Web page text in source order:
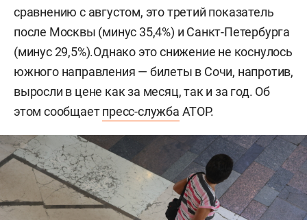
сравнению с августом, это третий показатель
после Москвы (минус 35,4%) и Санкт-Петербурга
(минус 29,5%).Однако это снижение не коснулось
южного направления — билеты в Сочи, напротив,
выросли в цене как за месяц, так и за год. Об
этом сообщаетпресс-служба АТОР.